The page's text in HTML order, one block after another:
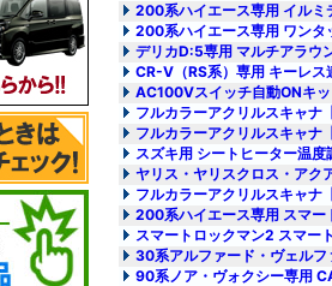
200系ハイエース専用 イルミ
200系ハイエース専用 ワンタ
デリカD:5専用 マルチアラウ
CR-V（RS系）専用 キーレス
AC100Vスイッチ自動ONキ
フルカラーアクリルスキャナ
フルカラーアクリルスキャ
スズキ用 シートヒーター温
ヤリス・ヤリスクロス・アク
フルカラーアクリルスキャナ
200系ハイエース専用 スマー
スマートロックマン2 スマー
30系アルファード・ヴェル
90系ノア・ヴォクシー専用